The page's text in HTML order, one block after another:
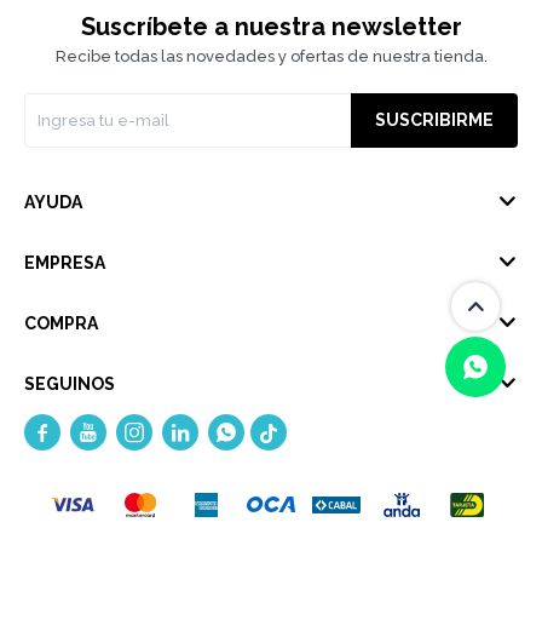
Suscríbete a nuestra newsletter
Recibe todas las novedades y ofertas de nuestra tienda.
SUSCRIBIRME
AYUDA
EMPRESA
COMPRA
SEGUINOS
    